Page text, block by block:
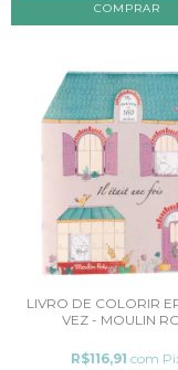
COMPRAR
LIVRO DE COLORIR
VEZ - MOULIN
R$116,91 com